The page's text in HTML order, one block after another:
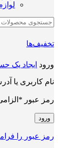
تخفیف‌ها
ورود ایجاد یک
نام کاربری یا
رمز عبور *
ورود
رمز عبور را